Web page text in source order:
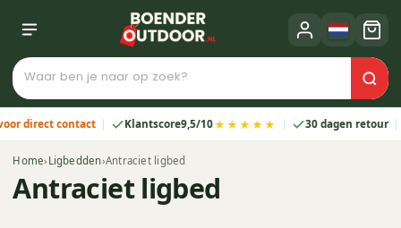
contact Klantscore9,5/10★★★★★ 30 dagen retour
Home› Ligbedden›Antraciet ligbed
Antraciet ligbed